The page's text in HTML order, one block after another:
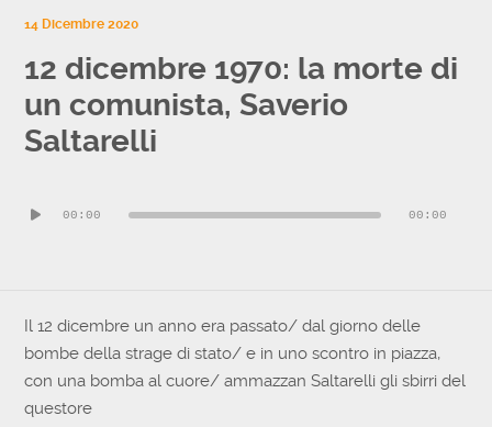
14 Dicembre 2020
12 dicembre 1970: la morte di
un comunista, Saverio
Saltarelli
Player00:00 00:00
Il 12 dicembre un anno era passato/ dal giorno delle
bombe della strage di stato/ e in uno scontro in piazza,
con una bomba al cuore/ ammazzan Saltarelli gli sbirri del
questore